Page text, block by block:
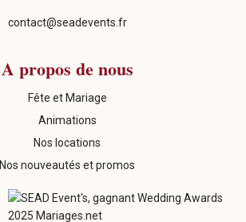
contact@seadevents.fr
A propos de nous
Fête et Mariage
Animations
Nos locations
Nos nouveautés et promos